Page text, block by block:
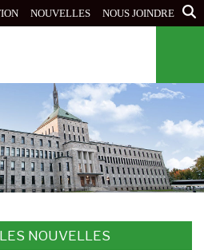
NOUVELLES NOUS JOINDRE
NOUVELLES